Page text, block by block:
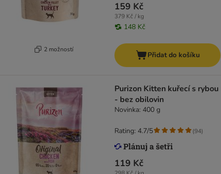
2 možností
159 Kč
379 Kč / kg
148 Kč
Přidat do košíku
Purizon Kitten kuřecí s rybou
- bez obilovin
Novinka: 400 g
119 Kč
Rating: 4.7/5 (94)